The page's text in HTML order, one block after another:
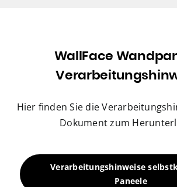
WallFace
Hier finden Sie die
Dokument zum
Verarbeitungshinweise
Paneele